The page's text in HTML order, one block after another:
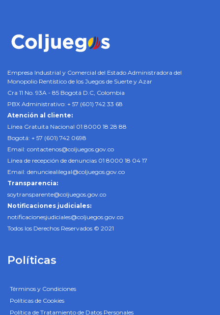
Empresa Industrial y Comercial del Estado Administradora del
Monopolio Rentístico de los Juegos de Suerte y Azar
Cra 11 No. 93A - 85 Bogotá D.C, Colombia
PBX Administrativo: + 57 (601) 742 33 68
Atención al cliente:
Línea Gratuita Nacional 01 8000 18 28 88
Bogotá: + 57 (601) 742 0698
Email: contactenos@coljuegos.gov.co
Línea de recepción de denuncias 01 8000 18 04 17
Email: denunciealilegal@coljuegos.gov.co
Transparencia:
soytransparente@coljuegos.gov.co
Notificaciones judiciales:
notificacionesjudiciales@coljuegos.gov.co
Todos los Derechos Reservados © 2021
Políticas
Términos y Condiciones
Políticas de Cookies
Política de Tratamiento de Datos Personales